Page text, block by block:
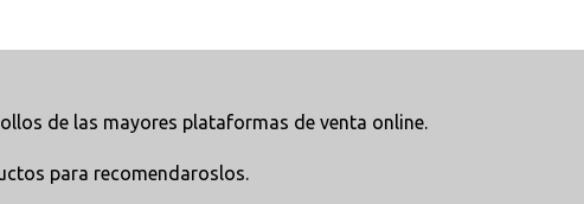
de las mayores plataformas de venta online.
para recomendaroslos.